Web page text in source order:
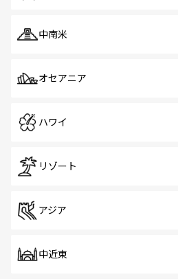
中南米
オセアニア
ハワイ
リゾート
アジア
中近東